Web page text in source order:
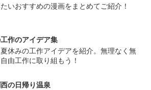
いおすすめの漫画をまとめてご紹介！
作のアイデア集
休みの工作アイデアを紹介。無理なく無
由工作に取り組もう！
の日帰り温泉